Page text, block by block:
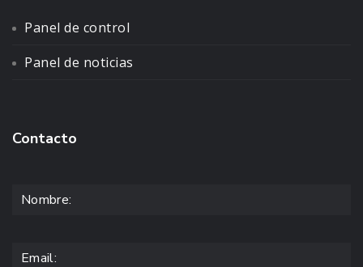
Panel de control
Panel de noticias
Contacto